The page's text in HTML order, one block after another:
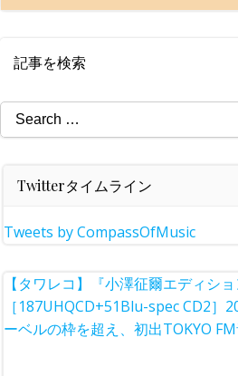
記事を検索
Search
for:
Twitterタイムライン
Tweets by CompassOfMusic
【タワレコ】『小澤征爾エディシ
［187UHQCD+51Blu-spec CD2］
ーベルの枠を超え、初出TOKYO FM